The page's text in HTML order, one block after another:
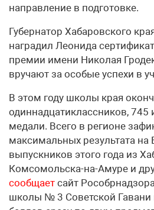
направление в подготовке.
Губернатор Хабаровского
наградил Леонида
премии имени Николая
вручают за особые успехи в
В этом году школы края
одиннадцатиклассников, 745
медали. Всего в регионе
максимальных результата на
выпускников этого года из
Комсомольска-на-Амуре и
сообщает сайт
школы № 3 Советской Гавани